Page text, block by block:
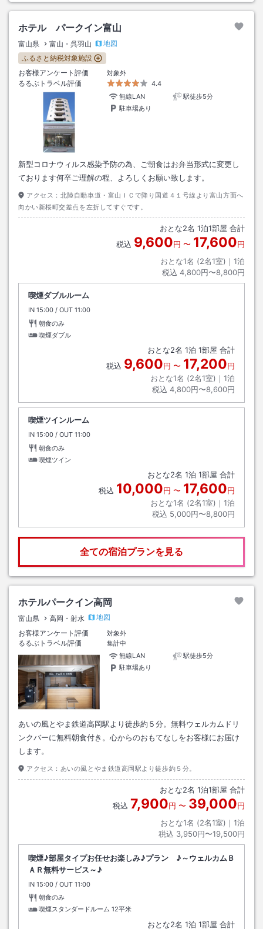
ホテル パークイン富山
富山県 富山・呉羽山
地図
ふるさと納税対象施設
お客様アンケート評価
対象外
るるぶトラベル評価
4.4
無線LAN
駅徒歩5分
駐車場あり
新型コロナウィルス感染予防の為、ご朝食はお弁当形式に変更し
ております何卒ご理解の程、よろしくお願い致します。
アクセス： 北陸自動車道・富山ＩＣで降り国道４１号線より富山方面へ
向かい新桜町交差点を左折してすぐです。
おとな2名 1泊1部屋 合計
税込 9,600円 〜 17,600円
おとな1名 (2名1室)｜ 1泊
税込 4,800円〜8,800円
喫煙ダブルルーム
IN チェックイン
15:00 / OUT チェックアウト
11:00
朝食のみ
喫煙ダブル
おとな2名 1泊 1部屋 合計
税込 9,600円 〜 17,200円
おとな1名 (2名1室)｜ 1泊
税込 4,800円〜8,600円
喫煙ツインルーム
IN チェックイン
15:00 / OUT チェックアウト
11:00
朝食のみ
喫煙ツイン
おとな2名 1泊 1部屋 合計
税込 10,000円 〜 17,600円
おとな1名 (2名1室)｜ 1泊
税込 5,000円〜8,800円
全ての宿泊プランを見る
ホテルパークイン高岡
富山県 高岡・射水
地図
お客様アンケート評価
対象外
るるぶトラベル評価
集計中
無線LAN
駅徒歩5分
駐車場あり
あいの風とやま鉄道高岡駅より徒歩約５分。無料ウェルカムドリ
ンクバーに無料朝食付き。心からのおもてなしをお客様にお届け
します。
アクセス： あいの風とやま鉄道高岡駅より徒歩約５分。
おとな2名 1泊1部屋 合計
税込 7,900円 〜 39,000円
おとな1名 (2名1室)｜ 1泊
税込 3,950円〜19,500円
喫煙♪部屋タイプお任せお楽しみ♪プラン ♪～ウェルカムＢ
ＡＲ無料サービス～♪
IN チェックイン
15:00 / OUT チェックアウト
11:00
朝食のみ
喫煙スタンダードルーム 12平米
おとな2名 1泊 1部屋 合計